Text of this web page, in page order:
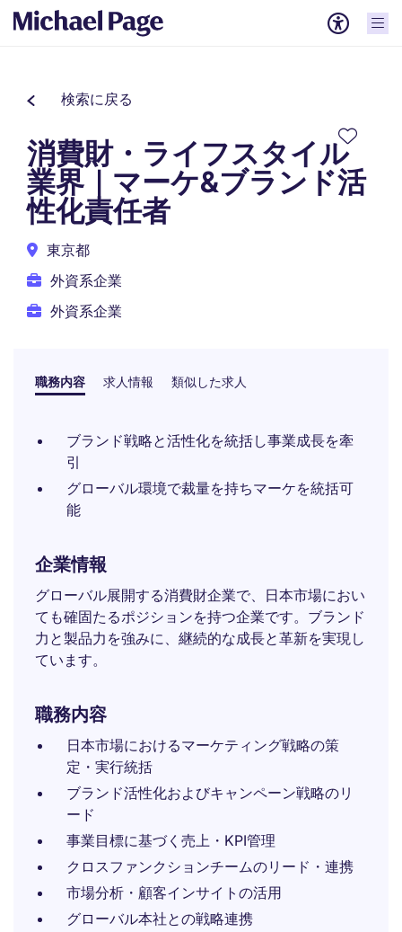
検索に戻る
消費財・ライフスタイル
業界｜マーケ&ブランド活
性化責任者
東京都
外資系企業
外資系企業
職務内容 求人情報 類似した求人
ブランド戦略と活性化を統括し事業成長を牽
引
グローバル環境で裁量を持ちマーケを統括可
能
企業情報
グローバル展開する消費財企業で、日本市場におい
ても確固たるポジションを持つ企業です。ブランド
力と製品力を強みに、継続的な成長と革新を実現し
ています。
職務内容
日本市場におけるマーケティング戦略の策
定・実行統括
ブランド活性化およびキャンペーン戦略のリ
ード
事業目標に基づく売上・KPI管理
クロスファンクションチームのリード・連携
市場分析・顧客インサイトの活用
グローバル本社との戦略連携